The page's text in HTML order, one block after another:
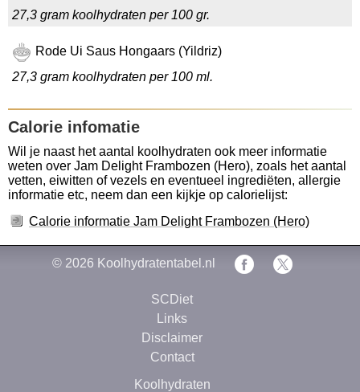
27,3 gram koolhydraten per 100 gr.
Rode Ui Saus Hongaars (Yildriz)
27,3 gram koolhydraten per 100 ml.
Calorie infomatie
Wil je naast het aantal koolhydraten ook meer informatie
weten over Jam Delight Frambozen (Hero), zoals het aantal
vetten, eiwitten of vezels en eventueel ingrediëten, allergie
informatie etc, neem dan een kijkje op calorielijst:
Calorie informatie Jam Delight Frambozen (Hero)
© 2026 Koolhydratentabel.nl
SCDiet
Links
Disclaimer
Contact
Koolhydraten